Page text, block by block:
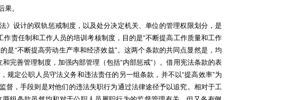
。
》设计的双轨惩戒制度，以及处分决定机关、单位的管理权限划分，是
责任制和工作人员的培训考核制度，目的是“不断提高工作质量和工作
是“不断提高劳动生产率和经济效益”。这两个条款的共同点显然是，均
完善管理制度，加强内部管理（包括“内部惩戒”）。借用宪法条款的表
定公职人员守法义务和违法责任的另一组条款，并不以“提高效率”为
，手段则是对他们的违法失职行为通过法律途径予以追究。相对于工